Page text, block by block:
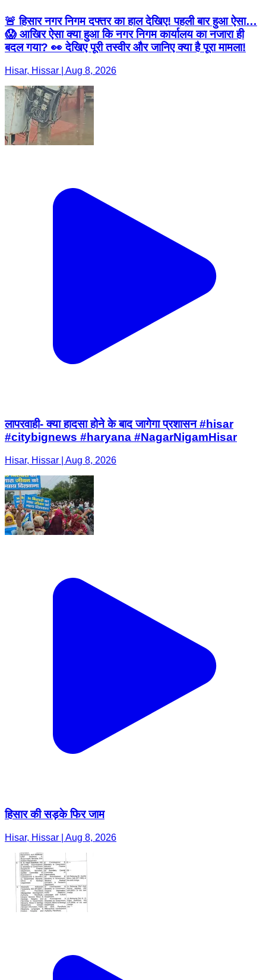
🚨 हिसार नगर निगम दफ्तर का हाल देखिए! पहली बार हुआ ऐसा…
😱 आखिर ऐसा क्या हुआ कि नगर निगम कार्यालय का नजारा ही
बदल गया? 👀 देखिए पूरी तस्वीर और जानिए क्या है पूरा मामला!
Hisar, Hissar | Aug 8, 2026
लापरवाही- क्या हादसा होने के बाद जागेगा प्रशासन #hisar
#citybignews #haryana #NagarNigamHisar
Hisar, Hissar | Aug 8, 2026
हिसार की सड़के फिर जाम
Hisar, Hissar | Aug 8, 2026